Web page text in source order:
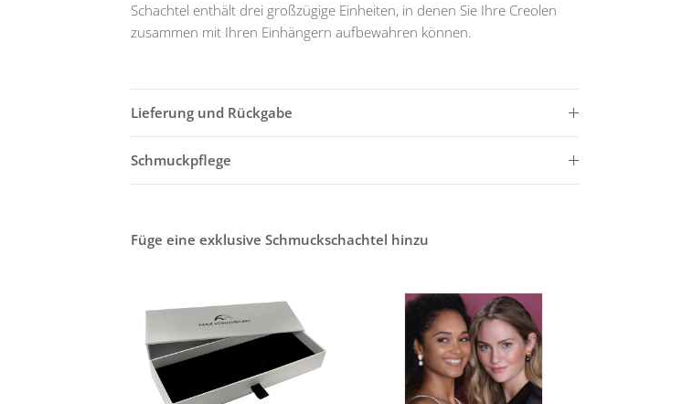
Schachtel enthältdrei großzügige Einheiten, in denen Sie Ihre Creolen
zusammen mit Ihren Einhängern aufbewahren können.
Lieferung und Rückgabe
Schmuckpflege
Füge eine exklusive Schmuckschachtel hinzu